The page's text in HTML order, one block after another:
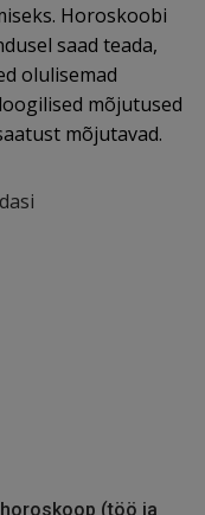
Horoskoobi
saad teada,
olulisemad
mõjutused
mõjutavad.
(töö ja